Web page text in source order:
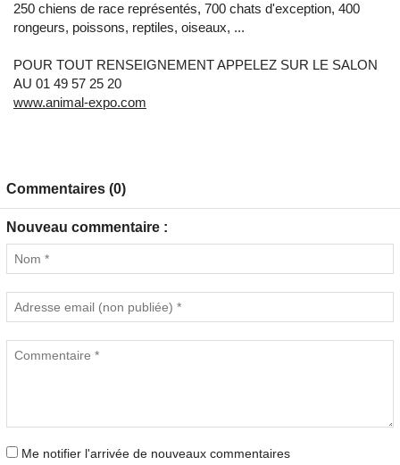
250 chiens de race représentés, 700 chats d'exception, 400
rongeurs, poissons, reptiles, oiseaux, ...
POUR TOUT RENSEIGNEMENT APPELEZ SUR LE SALON
AU 01 49 57 25 20
www.animal-expo.com
Commentaires (0)
Nouveau commentaire :
Me notifier l'arrivée de nouveaux commentaires